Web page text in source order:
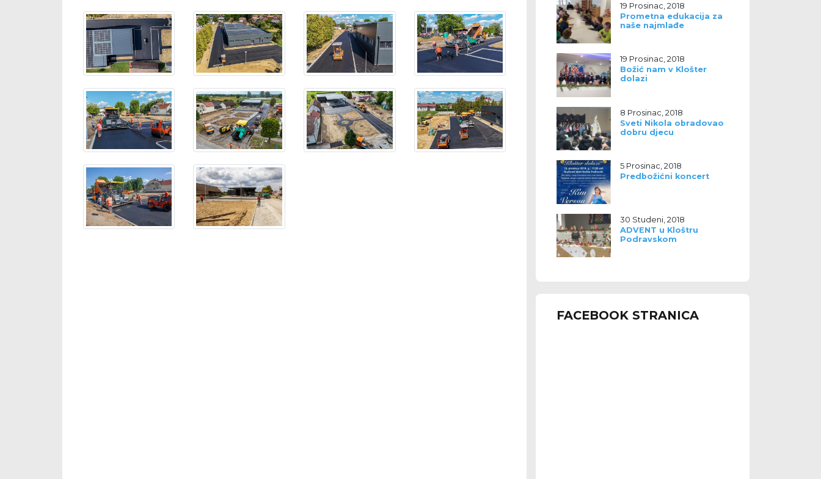
19 Prosinac, 2018
Prometna edukacija za
naše najmlađe
19 Prosinac, 2018
Božić nam v Klošter
dolazi
8 Prosinac, 2018
Sveti Nikola obradovao
dobru djecu
5 Prosinac, 2018
Predbožićni koncert
30 Studeni, 2018
ADVENT u Kloštru
Podravskom
FACEBOOK STRANICA